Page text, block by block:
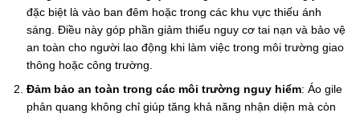
đặc biệt là vào ban đêm hoặc trong các khu vực thiếu ánh
sáng. Điều này góp phần giảm thiểu nguy cơ tai nạn và bảo vệ
an toàn cho người lao động khi làm việc trong môi trường giao
thông hoặc công trường.
Đảm bảo an toàn trong các môi trường nguy hiểm: Áo gile
phản quang không chỉ giúp tăng khả năng nhận diện mà còn